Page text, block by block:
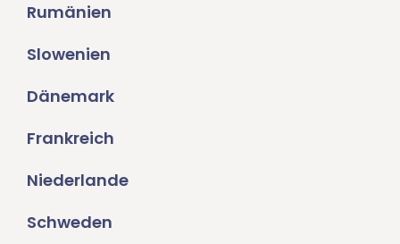
Rumänien
Slowenien
Dänemark
Frankreich
Niederlande
Schweden